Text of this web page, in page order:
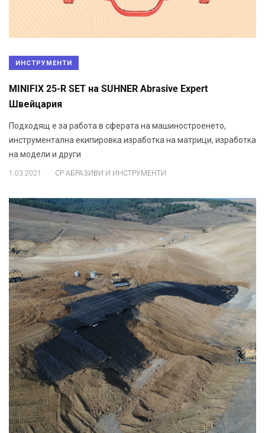
ИНСТРУМЕНТИ
MINIFIX 25-R SET на SUHNER Abrasive Expert
Швейцария
Подходящ е за работа в сферата на машиностроенето,
инструментална екипировка изработка на матрици, изработка
на модели и други
1.03.2021 . СР АБРАЗИВИ И ИНСТРУМЕНТИ